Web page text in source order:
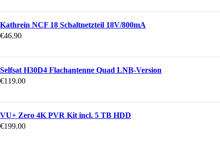
Kathrein NCF 18 Schaltnetzteil 18V/800mA
€46.90
Selfsat H30D4 Flachantenne Quad LNB-Version
€119.00
VU+ Zero 4K PVR Kit incl. 5 TB HDD
€199.00